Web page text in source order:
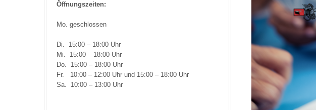
Öffnungszeiten:
Mo. geschlossen
Di. 15:00 – 18:00 Uhr
Mi. 15:00 – 18:00 Uhr
Do. 15:00 – 18:00 Uhr
Fr. 10:00 – 12:00 Uhr und 15:00 – 18:00 Uhr
Sa. 10:00 – 13:00 Uhr